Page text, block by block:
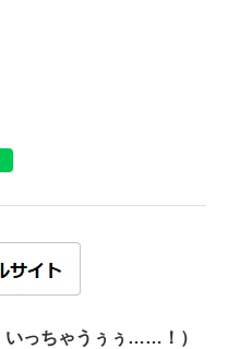
いっちゃうぅぅ……！）